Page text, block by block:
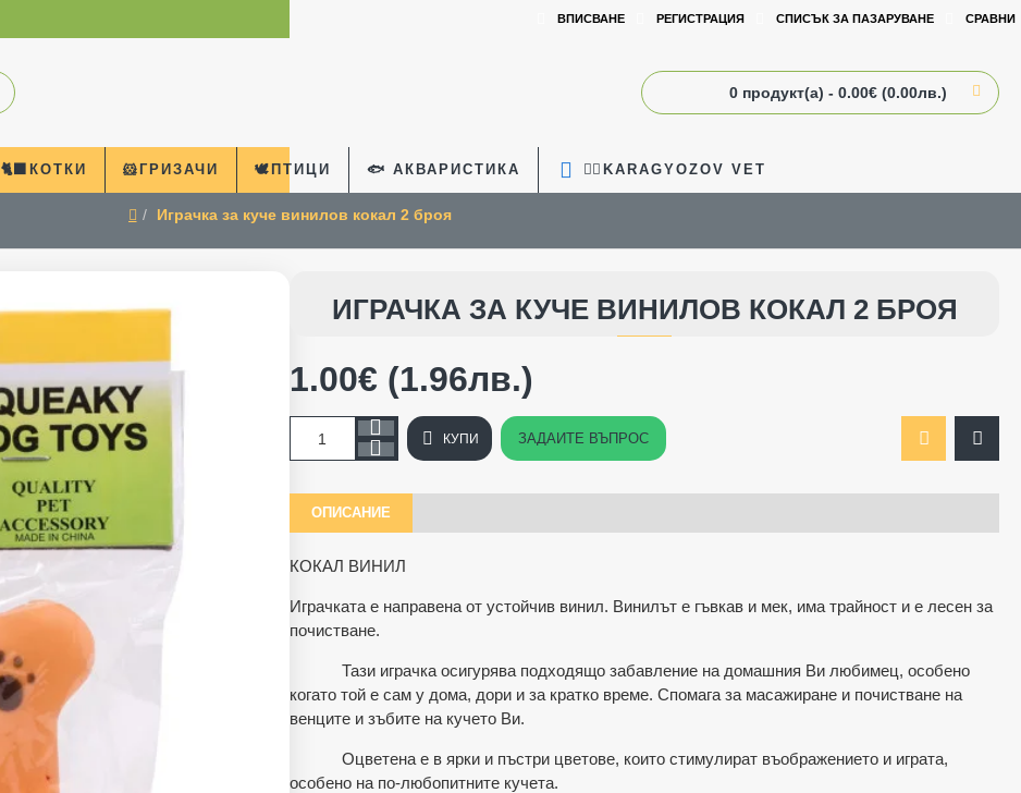
ВПИСВАНЕ РЕГИСТРАЦИЯ СПИСЪК ЗА ПАЗАРУВАНЕ СРАВНИ
0 продукт(а) - 0.00€ (0.00лв.)
🐈‍⬛КОТКИ 🐹ГРИЗАЧИ 🕊️ПТИЦИ 🐟 АКВАРИСТИКА 🧑‍⚕️KARAGYOZOV VET
Играчка за куче винилов кокал 2 броя
ИГРАЧКА ЗА КУЧЕ ВИНИЛОВ КОКАЛ 2 БРОЯ
ОПИСАНИЕ
КОКАЛ ВИНИЛ
Играчката е направена от устойчив винил. Винилът е гъвкав и мек, има трайност и е лесен за
почистване.
Тази играчка осигурява подходящо забавление на домашния Ви любимец, особено
когато той е сам у дома, дори и за кратко време. Спомага за масажиране и почистване на
венците и зъбите на кучето Ви.
Оцветена е в ярки и пъстри цветове, които стимулират въображението и играта,
особено на по-любопитните кучета.
1.00€ (1.96лв.)
КУПИ ЗАДАЙТЕ ВЪПРОС